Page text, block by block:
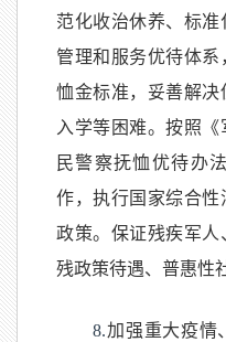
范化收治休养、标
管理和服务优待体
恤金标准，妥善解决
入学等困难。按照
民警察抚恤优待办
作，执行国家综合
政策。保证残疾军人
残政策待遇、普惠性
8.加强重大疫情